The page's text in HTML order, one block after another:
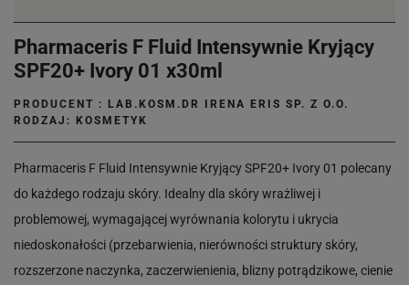
Pharmaceris F Fluid Intensywnie Kryjący
SPF20+ Ivory 01 x30ml
PRODUCENT :
LAB.KOSM.DR IRENA ERIS SP. Z O.O.
RODZAJ: KOSMETYK
Pharmaceris F Fluid Intensywnie Kryjący SPF20+ Ivory 01 polecany
do każdego rodzaju skóry. Idealny dla skóry wrażliwej i
problemowej, wymagającej wyrównania kolorytu i ukrycia
niedoskonałości (przebarwienia, nierówności struktury skóry,
rozszerzone naczynka, zaczerwienienia, blizny potrądzikowe, cienie